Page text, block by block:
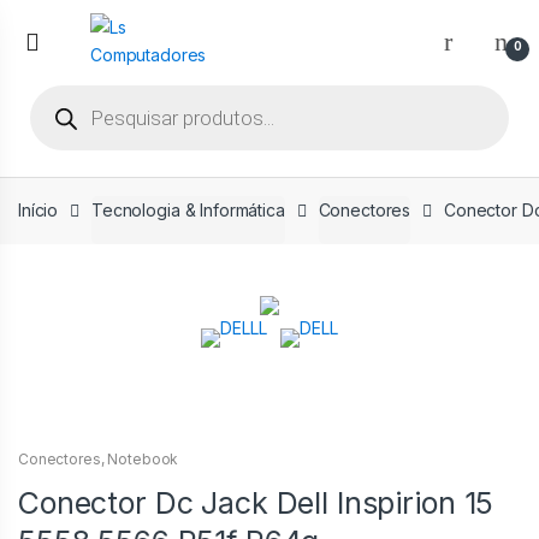
para
para
0
produtos
Início Tecnologia & Informática Conectores Conector
Conectores, Notebook
Conector Dc Jack Dell Inspirion 15